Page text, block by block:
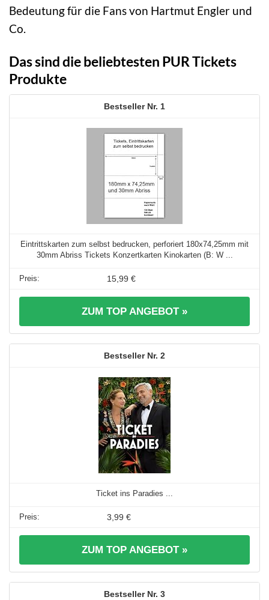
Bedeutung für die Fans von Hartmut Engler und
Co.
Das sind die beliebtesten PUR Tickets
Produkte
1
Eintrittskarten zum selbst bedrucken, perforiert 180x74,25mm mit
30mm Abriss Tickets Konzertkarten Kinokarten (B: W ...
15,99 €
ZUM TOP ANGEBOT »
2
Ticket ins Paradies ...
3,99 €
ZUM TOP ANGEBOT »
3